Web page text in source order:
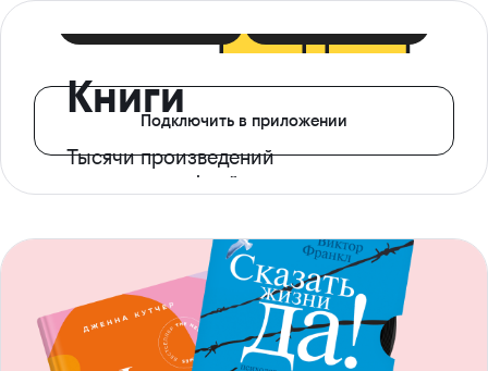
Книги
Тысячи произведений
с доступом офлайн
Подключить в приложении